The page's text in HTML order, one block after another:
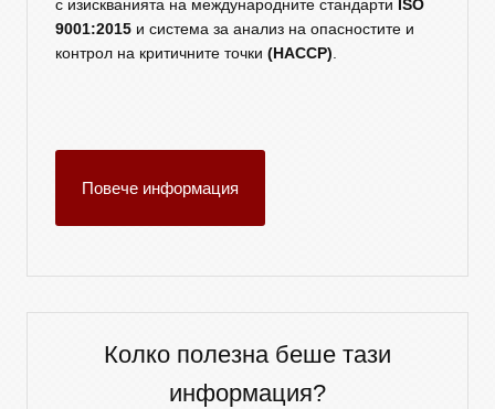
с изискванията на международните стандарти ISO
9001:2015 и система за анализ на опасностите и
контрол на критичните точки (HACCP).
Повече информация
Колко полезна беше тази
информация?